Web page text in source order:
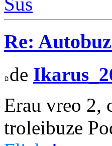
Re:
de
Erau vreo 2,
troleibuze